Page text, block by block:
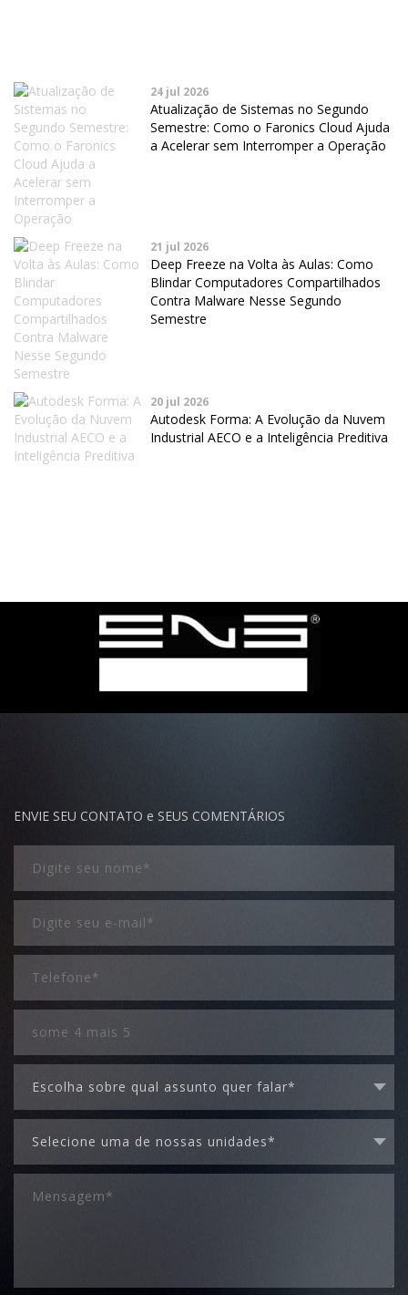
24 jul 2026
Atualização de Sistemas no Segundo
Semestre: Como o Faronics Cloud Ajuda
a Acelerar sem Interromper a Operação
21 jul 2026
Deep Freeze na Volta às Aulas: Como
Blindar Computadores Compartilhados
Contra Malware Nesse Segundo
Semestre
20 jul 2026
Autodesk Forma: A Evolução da Nuvem
Industrial AECO e a Inteligência Preditiva
ENVIE SEU CONTATO e SEUS COMENTÁRIOS